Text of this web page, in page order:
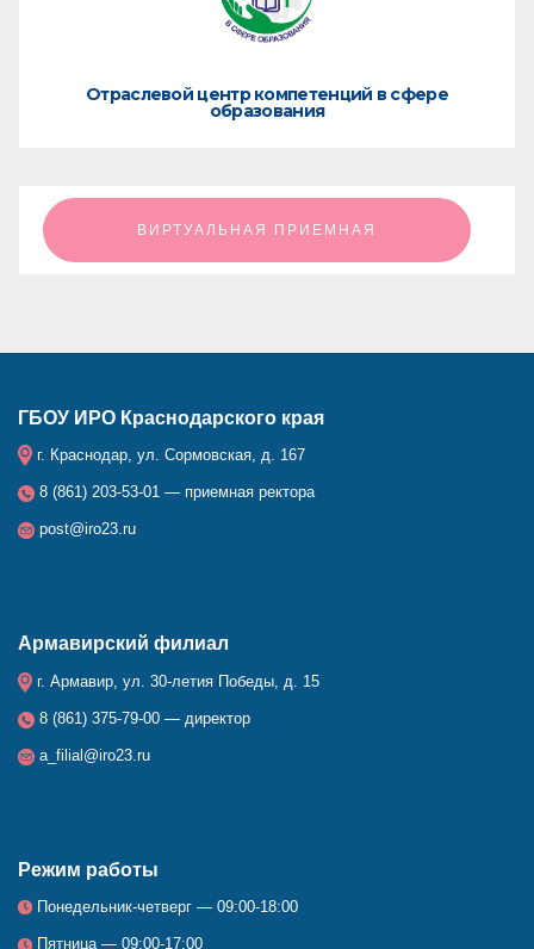
Отраслевой центр компетенций в сфере
образования
ㅤㅤㅤㅤㅤㅤㅤㅤㅤВИРТУАЛЬНАЯ ПРИЕМНАЯㅤㅤㅤㅤㅤㅤㅤㅤㅤ
ГБОУ ИРО Краснодарского края
г. Краснодар, ул. Сормовская, д. 167
8 (861) 203-53-01 — приемная ректора
post@iro23.ru
Армавирский филиал
г. Армавир, ул. 30-летия Победы, д. 15
8 (861) 375-79-00 — директор
a_filial@iro23.ru
Режим работы
Понедельник-четверг — 09:00-18:00
Пятница — 09:00-17:00